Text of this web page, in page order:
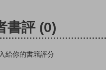
書評 (0)
給你的書籍評分